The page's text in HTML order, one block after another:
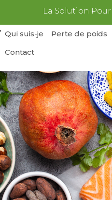
La Solution
Qui suis-je Perte de poids
Contact